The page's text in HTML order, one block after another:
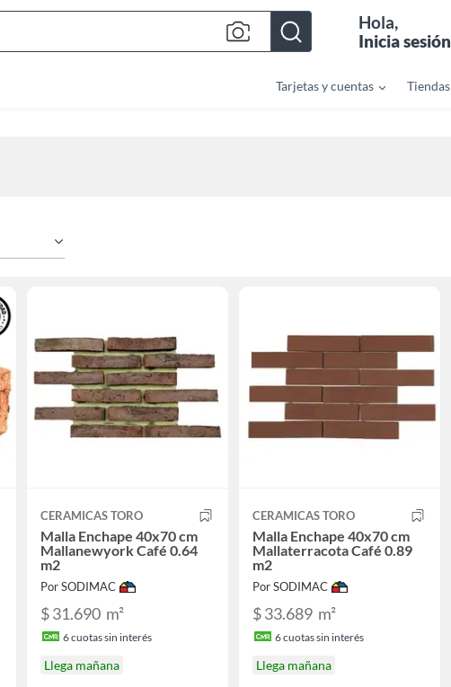
Bar
Hola,
Inicia sesión
Tarjetas y cuentas Tiendas
CERAMICAS TORO
Malla Enchape 40x70 cm
Mallanewyork Café 0.64
m2
Por SODIMAC
$ 31.690 m²
6cuotas sin interés
Llega mañana
CERAMICAS TORO
Malla Enchape 40x70 cm
Mallaterracota Café 0.89
m2
Por SODIMAC
$ 33.689 m²
6cuotas sin interés
Llega mañana